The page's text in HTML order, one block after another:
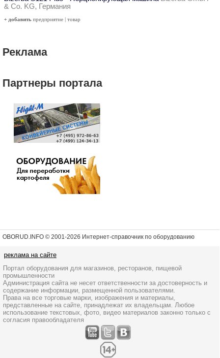
& Co. KG, Германия
+ добавить предприятие | товар
Реклама
Партнеры портала
OBORUD.INFO © 2001-2026 Интернет-справочник по оборудованию
реклама на сайте
Портал оборудования для магазинов, ресторанов, пищевой
промышленности
Администрация сайта не несет ответственности за достоверность и
содержание информации, размещенной пользователями.
Права на все торговые марки, изображения и материалы,
представленные на сайте, принадлежат их владельцам. Любое
использование текстовых, фото, видео материалов законно только с
согласия правообладателя